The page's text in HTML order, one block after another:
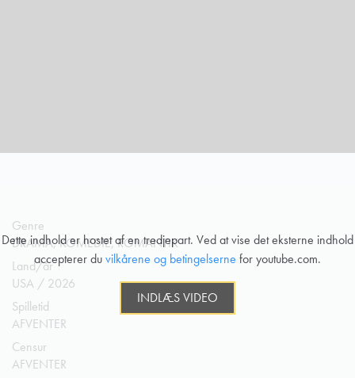
Dette indhold er hostet af en tredjepart. Ved at vise det eksterne indhold
accepterer duvilkårene og betingelserne for youtube.com.
INDLÆS VIDEO
Genre
DRAMA, KOMEDIE, ROMANTIK
Land/år
USA / 2026
Spilletid
AFVENTER
Censur
AFVENTER